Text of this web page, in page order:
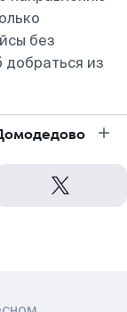
без
из